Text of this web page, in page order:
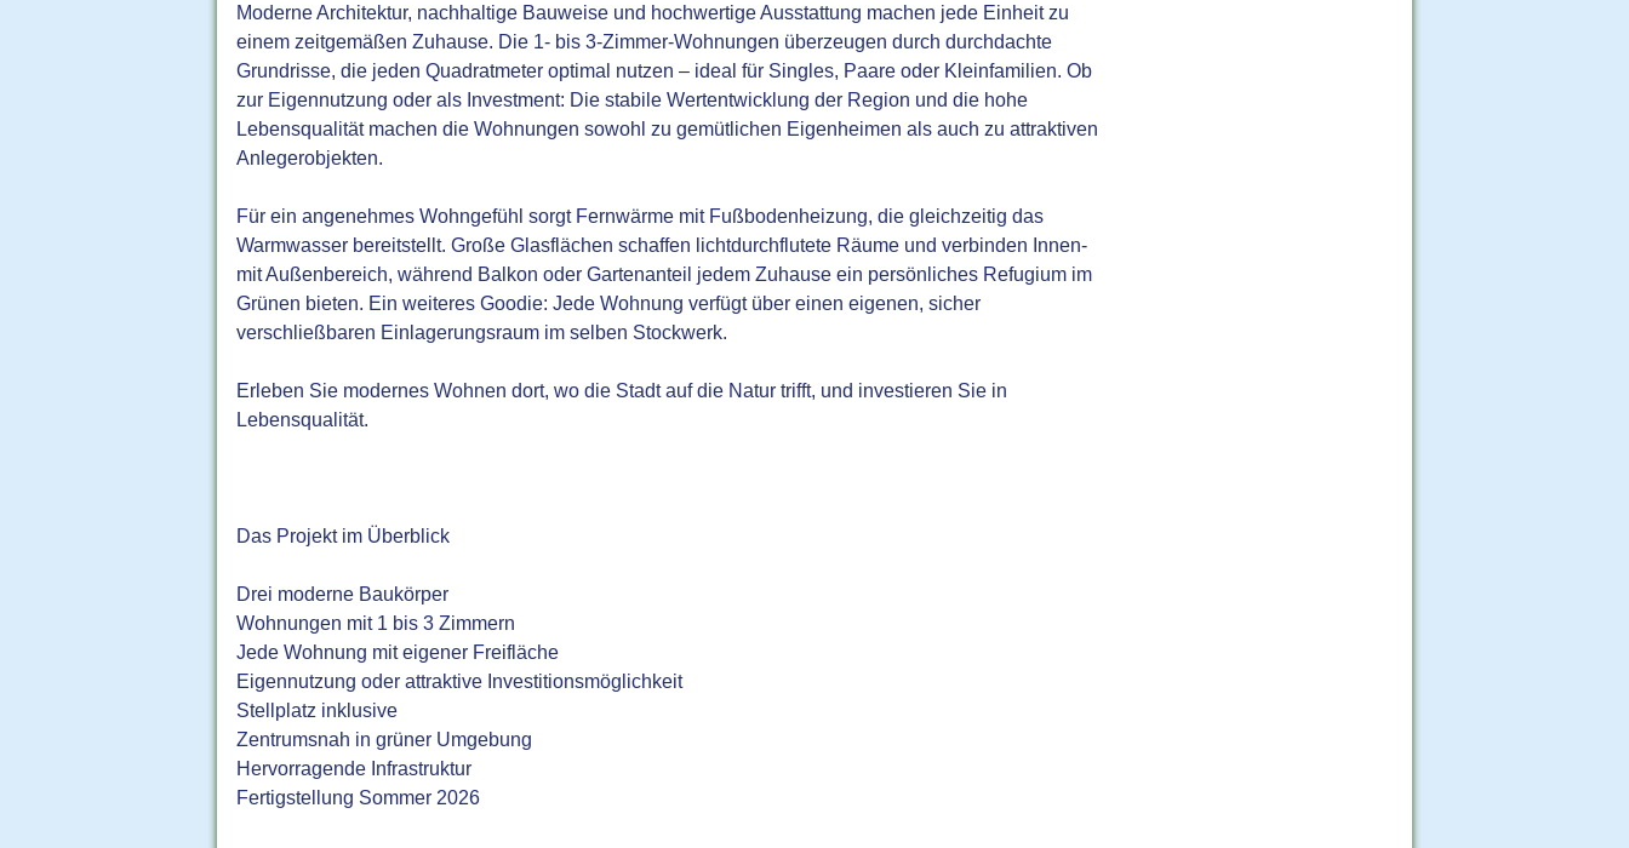
Moderne Architektur, nachhaltige Bauweise und hochwertige Ausstattung machen jede Einheit zu
einem zeitgemäßen Zuhause. Die 1- bis 3-Zimmer-Wohnungen überzeugen durch durchdachte
Grundrisse, die jeden Quadratmeter optimal nutzen – ideal für Singles, Paare oder Kleinfamilien. Ob
zur Eigennutzung oder als Investment: Die stabile Wertentwicklung der Region und die hohe
Lebensqualität machen die Wohnungen sowohl zu gemütlichen Eigenheimen als auch zu attraktiven
Anlegerobjekten.
Für ein angenehmes Wohngefühl sorgt Fernwärme mit Fußbodenheizung, die gleichzeitig das
Warmwasser bereitstellt. Große Glasflächen schaffen lichtdurchflutete Räume und verbinden Innen-
mit Außenbereich, während Balkon oder Gartenanteil jedem Zuhause ein persönliches Refugium im
Grünen bieten. Ein weiteres Goodie: Jede Wohnung verfügt über einen eigenen, sicher
verschließbaren Einlagerungsraum im selben Stockwerk.
Erleben Sie modernes Wohnen dort, wo die Stadt auf die Natur trifft, und investieren Sie in
Lebensqualität.
Das Projekt im Überblick
Drei moderne Baukörper
Wohnungen mit 1 bis 3 Zimmern
Jede Wohnung mit eigener Freifläche
Eigennutzung oder attraktive Investitionsmöglichkeit
Stellplatz inklusive
Zentrumsnah in grüner Umgebung
Hervorragende Infrastruktur
Fertigstellung Sommer 2026